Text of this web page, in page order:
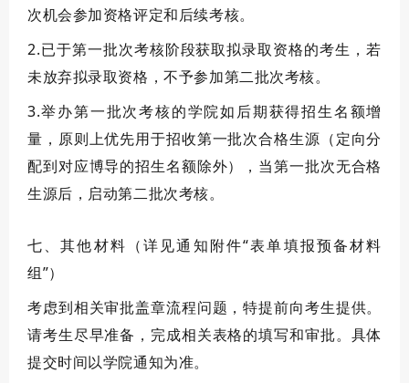
次机会参加资格评定和后续考核。
2.已于第一批次考核阶段获取拟录取资格的考生，若
未放弃拟录取资格，不予参加第二批次考核。
3.举办第一批次考核的学院如后期获得招生名额增
量，原则上优先用于招收第一批次合格生源（定向分
配到对应博导的招生名额除外），当第一批次无合格
生源后，启动第二批次考核。
七、其他材料（详见通知附件“表单填报预备材料
组”）
考虑到相关审批盖章流程问题，特提前向考生提供。
请考生尽早准备，完成相关表格的填写和审批。具体
提交时间以学院通知为准。